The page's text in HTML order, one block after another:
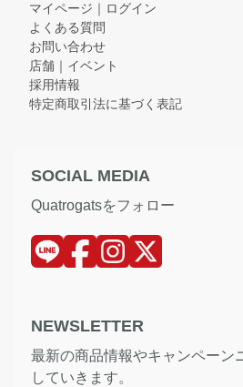
マイページ｜ログイン
よくある質問
お問い合わせ
店舗｜イベント
採用情報
特定商取引法に基づく表記
SOCIAL MEDIA
Quatrogatsをフォロー
NEWSLETTER
最新の商品情報やキャンペーン
していきます。